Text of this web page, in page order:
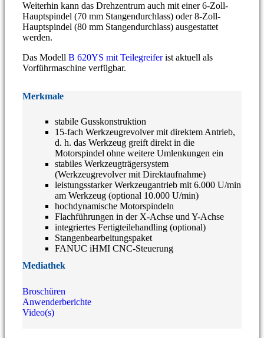
Weiterhin kann das Drehzentrum auch mit einer 6-Zoll-
Hauptspindel (70 mm Stangendurchlass) oder 8-Zoll-
Hauptspindel (80 mm Stangendurchlass) ausgestattet
werden.
Das Modell B 620YS mit Teilegreiferist aktuell als
Vorführmaschine verfügbar.
Merkmale
stabile Gusskonstruktion
15-fach Werkzeugrevolver mit direktem Antrieb,
d. h. das Werkzeug greift direkt in die
Motorspindel ohne weitere Umlenkungen ein
stabiles Werkzeugträgersystem
(Werkzeugrevolver mit Direktaufnahme)
leistungsstarker Werkzeugantrieb mit 6.000 U/min
am Werkzeug (optional 10.000 U/min)
hochdynamische Motorspindeln
Flachführungen in der X-Achse und Y-Achse
integriertes Fertigteilehandling (optional)
Stangenbearbeitungspaket
FANUC iHMI CNC-Steuerung
Mediathek
Broschüren
Anwenderberichte
Video(s)